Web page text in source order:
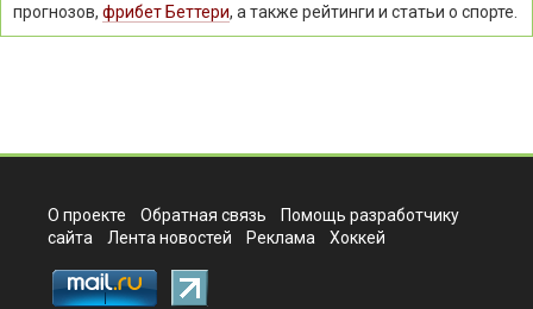
прогнозов, фрибет Беттери, а также рейтинги и статьи о спорте.
О проекте Обратная связь
Помощь разработчику
сайта
Лента новостей Реклама Хоккей